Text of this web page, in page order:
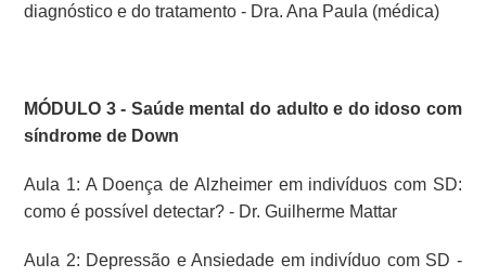
diagnóstico e do tratamento - Dra. Ana Paula (médica)
MÓDULO 3 - Saúde mental do adulto e do idoso com
síndrome de Down
Aula 1: A Doença de Alzheimer em indivíduos com SD:
como é possível detectar? - Dr. Guilherme Mattar
Aula 2: Depressão e Ansiedade em indivíduo com SD -